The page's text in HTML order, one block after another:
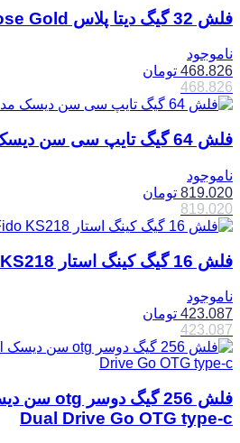
فلش 32 گیگ دیتا پلاس Data+ Gift Rose Gold
ناموجود
468.826 تومان
468.826
فلش 64 گیگ تایپ سی سن دیسک مدل sandisk ultra
ناموجود
819.020 تومان
819.020
فلش 16 گیگ کینگ استار KingStar Fido KS218
ناموجود
423.087 تومان
423.087
Dual Drive Go OTG type-c